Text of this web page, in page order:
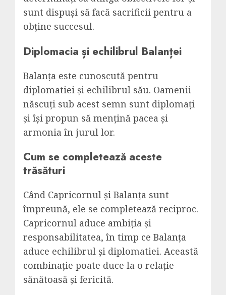
sunt dispuși să facă sacrificii pentru a
obține succesul.
Diplomacia și echilibrul Balanței
Balanța este cunoscută pentru
diplomatiei și echilibrul său. Oamenii
născuți sub acest semn sunt diplomați
și își propun să mențină pacea și
armonia în jurul lor.
Cum se completează aceste
trăsături
Când Capricornul și Balanța sunt
împreună, ele se completează reciproc.
Capricornul aduce ambiția și
responsabilitatea, în timp ce Balanța
aduce echilibrul și diplomatiei. Această
combinație poate duce la o relație
sănătoasă și fericită.